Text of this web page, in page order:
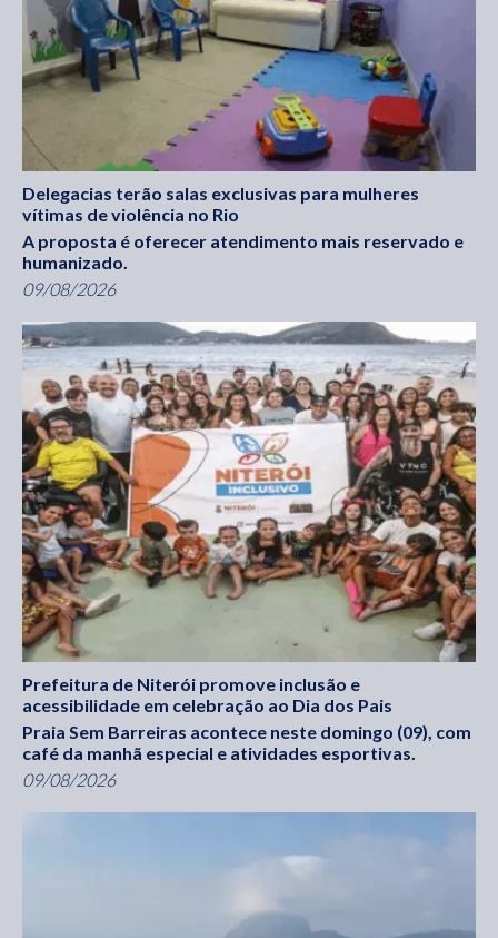
Delegacias terão salas exclusivas para mulheres
vítimas de violência no Rio
A proposta é oferecer atendimento mais reservado e
humanizado.
09/08/2026
Prefeitura de Niterói promove inclusão e
acessibilidade em celebração ao Dia dos Pais
Praia Sem Barreiras acontece neste domingo (09), com
café da manhã especial e atividades esportivas.
09/08/2026